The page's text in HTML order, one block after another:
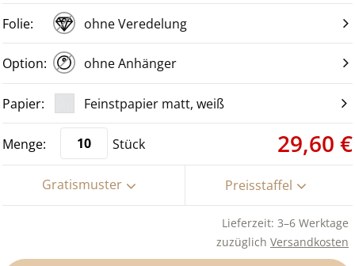
ohne Veredelung
ohne Anhänger
Feinstpapier matt, weiß
Stück 29,60 €
Gratismuster Preisstaffel
Lieferzeit: 3–6 Werktage
zuzüglich Versandkosten